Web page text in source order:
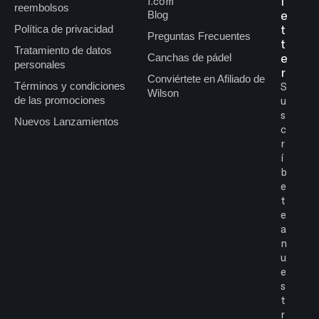
reembolsos
Política de privacidad
Tratamiento de datos
personales
Términos y condiciones
de las promociones
Nuevos Lanzamientos
Blog
Preguntas Frecuentes
Canchas de pádel
Conviértete en Afiliado de
Wilson
e
t
t
e
r
S
u
s
c
r
í
b
e
t
e
a
n
u
e
s
t
r